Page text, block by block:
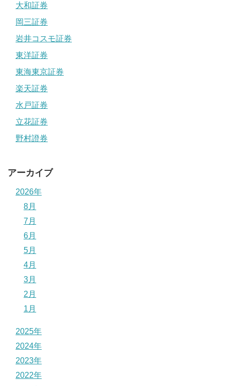
大和証券
岡三証券
岩井コスモ証券
東洋証券
東海東京証券
楽天証券
水戸証券
立花証券
野村證券
アーカイブ
2026年
8月
7月
6月
5月
4月
3月
2月
1月
2025年
2024年
2023年
2022年